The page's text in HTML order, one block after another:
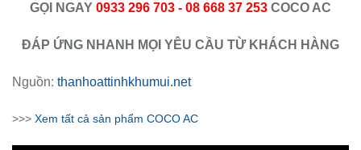
GỌI NGAY 0933 296 703 - 08 668 37 253 COCO AC
ĐÁP ỨNG NHANH MỌI YÊU CẦU TỪ KHÁCH HÀNG
Nguồn: thanhoattinhkhumui.net
>>> Xem tất cả sản phẩm COCO AC